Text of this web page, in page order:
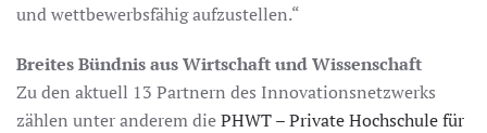
und wettbewerbsfähig aufzustellen.“
Breites Bündnis aus Wirtschaft und Wissenschaft
Zu den aktuell 13 Partnern des Innovationsnetzwerks
zählen unter anderem diePHWT – Private Hochschule für